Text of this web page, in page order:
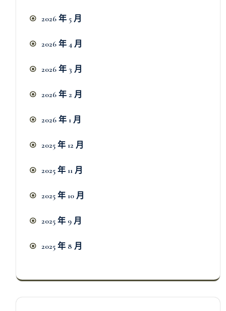
2026 年 5 月
2026 年 4 月
2026 年 3 月
2026 年 2 月
2026 年 1 月
2025 年 12 月
2025 年 11 月
2025 年 10 月
2025 年 9 月
2025 年 8 月